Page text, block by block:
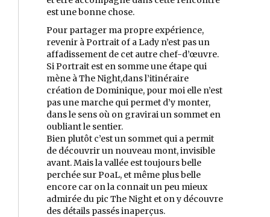
est une bonne chose.
Pour partager ma propre expérience,
revenir à Portrait of a Lady n’est pas un
affadissement de cet autre chef-d’œuvre.
Si Portrait est en somme une étape qui
mène à The Night,dans l’itinéraire
création de Dominique, pour moi elle n’est
pas une marche qui permet d’y monter,
dans le sens où on gravirai un sommet en
oubliant le sentier.
Bien plutôt c’est un sommet qui a permit
de découvrir un nouveau mont, invisible
avant. Mais la vallée est toujours belle
perchée sur PoaL, et même plus belle
encore car on la connait un peu mieux
admirée du pic The Night et on y découvre
des détails passés inaperçus.